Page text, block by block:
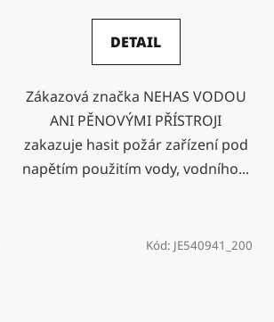
DETAIL
Zákazová značka NEHAS VODOU
ANI PĚNOVÝMI PŘÍSTROJI
zakazuje hasit požár zařízení pod
napětím použitím vody, vodního...
Kód: JE540941_200